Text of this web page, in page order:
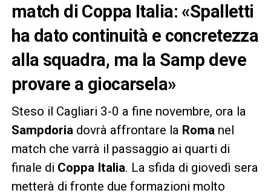
match di Coppa Italia: «Spalletti
ha dato continuità e concretezza
alla squadra, ma la Samp deve
provare a giocarsela»
Steso il Cagliari 3-0 a fine novembre, ora la
Sampdoria dovrà affrontare la Roma nel
match che varrà il passaggio ai quarti di
finale di Coppa Italia. La sfida di giovedì sera
metterà di fronte due formazioni molto